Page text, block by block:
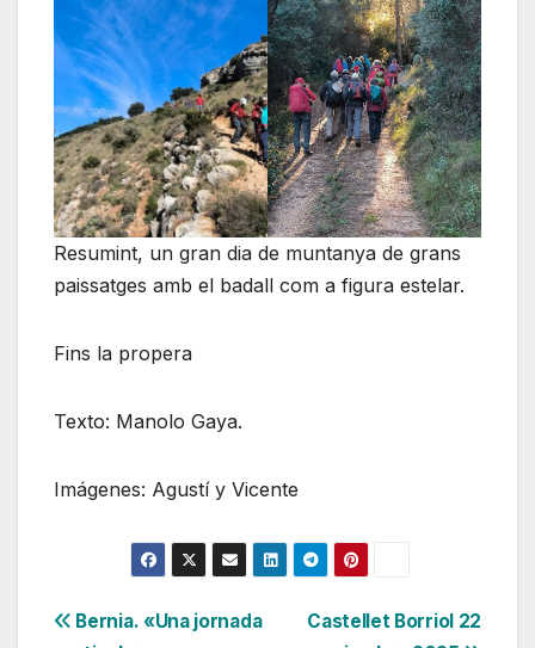
Resumint, un gran dia de muntanya de grans
paissatges amb el badall com a figura estelar.
Fins la propera
Texto: Manolo Gaya.
Imágenes: Agustí y Vicente
Navegación
Castellet Borriol 22
Bernia. «Una jornada